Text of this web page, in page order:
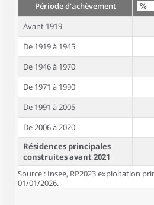
Période d'achèvement
Avant 1919
De 1919 à 1945
De 1946 à 1970
De 1971 à 1990
De 1991 à 2005
De 2006 à 2020
Résidences principales
construites avant 2021
Source : Insee, RP2023 exploitation
01/01/2026.